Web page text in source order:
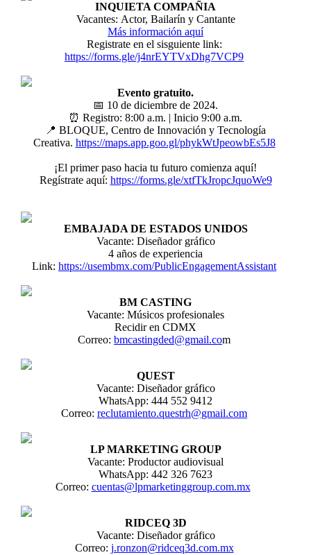
INQUIETA COMPAÑIA
Vacantes: Actor, Bailarín y Cantante
Más información aquí
Registrate en el sisguiente link:
https://forms.gle/j4nrEYTVxDhg7VCP9
Evento gratuito.
📅 10 de diciembre de 2024.
⏰ Registro: 8:00 a.m. | Inicio 9:00 a.m.
📍 BLOQUE, Centro de Innovación y Tecnología
Creativa. https://maps.app.goo.gl/phykWtJpeowbEs5J8
¡El primer paso hacia tu futuro comienza aquí!
Regístrate aquí: https://forms.gle/xtfTkJropcJquoWe9
EMBAJADA DE ESTADOS UNIDOS
Vacante: Diseñador gráfico
4 años de experiencia
Link: https://usembmx.com/PublicEngagementAssistant
BM CASTING
Vacante: Músicos profesionales
Recidir en CDMX
Correo: bmcastingded@gmail.com
QUEST
Vacante: Diseñador gráfico
WhatsApp: 444 552 9412
Correo: reclutamiento.questrh@gmail.com
LP MARKETING GROUP
Vacante: Productor audiovisual
WhatsApp: 442 326 7623
Correo: cuentas@lpmarketinggroup.com.mx
RIDCEQ 3D
Vacante: Diseñador gráfico
Correo: j.ronzon@ridceq3d.com.mx